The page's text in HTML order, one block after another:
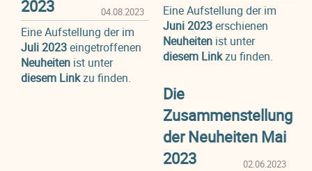
2023
04.08.2023
Eine Aufstellung der im
Juli 2023eingetroffenen
Neuheiten ist unter
diesem Linkzu finden.
Eine Aufstellung der im
Juni 2023erschienen
Neuheitenist unter
diesem Linkzu finden.
Die
Zusammenstellung
der Neuheiten Mai
2023
02.06.2023